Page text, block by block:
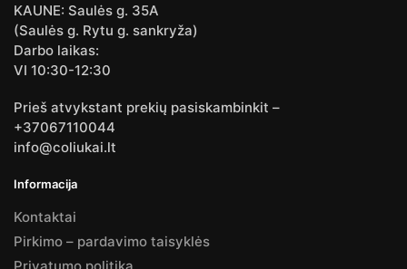
KAUNE: Saulės g. 35A
(Saulės g. Rytu g. sankryža)
Darbo laikas:
VI 10:30-12:30
Prieš atvykstant prekių pasiskambinkit –
+37067110044
info@coliukai.lt
Informacija
Kontaktai
Pirkimo – pardavimo taisyklės